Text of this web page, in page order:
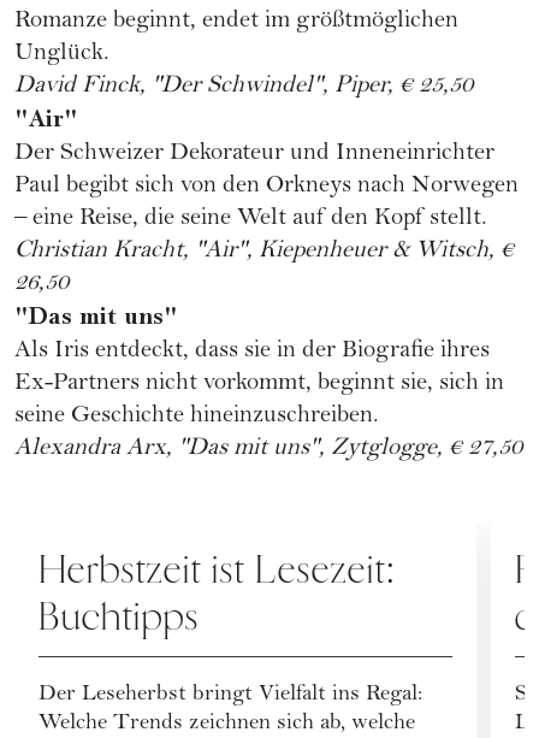
Romanze beginnt, endet im größtmöglichen
Unglück.
David Finck, "Der Schwindel", Piper, € 25,50
"Air"
Der Schweizer Dekorateur und Inneneinrichter
Paul begibt sich von den Orkneys nach Norwegen
– eine Reise, die seine Welt auf den Kopf stellt.
Christian Kracht, "Air", Kiepenheuer & Witsch, €
26,50
"Das mit uns"
Als Iris entdeckt, dass sie in der Biografie ihres
Ex-Partners nicht vorkommt, beginnt sie, sich in
seine Geschichte hineinzuschreiben.
Alexandra Arx, "Das mit uns", Zytglogge, € 27,50
Herbstzeit ist Lesezeit:
Buchtipps
Der Leseherbst bringt Vielfalt ins Regal:
Welche Trends zeichnen sich ab, welche